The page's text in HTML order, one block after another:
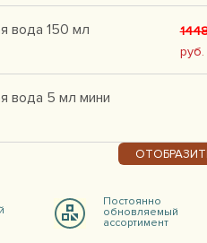
вода 150 мл
руб.
вода 5 мл мини
Постоянно
обновляемый
ассортимент